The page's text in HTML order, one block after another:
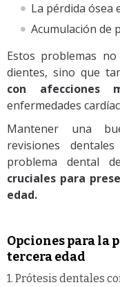
La pérdida ósea
Acumulación de
Estos problemas
dientes, sino que
con afecciones
enfermedades
Mantener una
revisiones
problema dental
cruciales para
edad.
Opciones para la
tercera edad
1. Prótesis dentales